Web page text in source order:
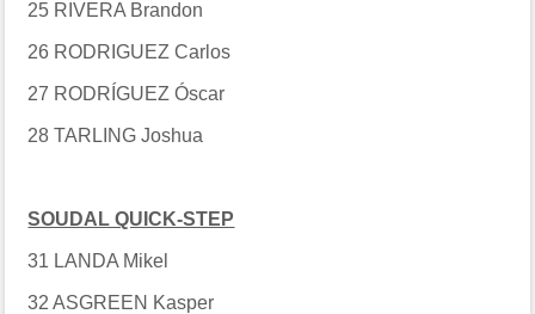
25 RIVERA Brandon
26 RODRIGUEZ Carlos
27 RODRÍGUEZ Óscar
28 TARLING Joshua
SOUDAL QUICK-STEP
31 LANDA Mikel
32 ASGREEN Kasper